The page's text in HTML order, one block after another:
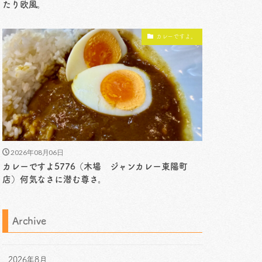
たり欧風。
カレーですよ。
2026年08月06日
カレーですよ5776（木場 ジャンカレー東陽町
店）何気なさに潜む尊さ。
Archive
2026年8月